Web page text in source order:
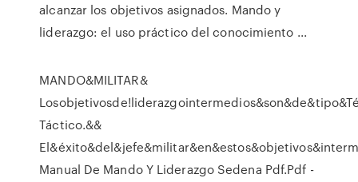
alcanzar los objetivos asignados. Mando y
liderazgo: el uso práctico del conocimiento ...
MANDO&MILITAR&
Táctico.&&
Manual De Mando Y Liderazgo Sedena Pdf.Pdf -